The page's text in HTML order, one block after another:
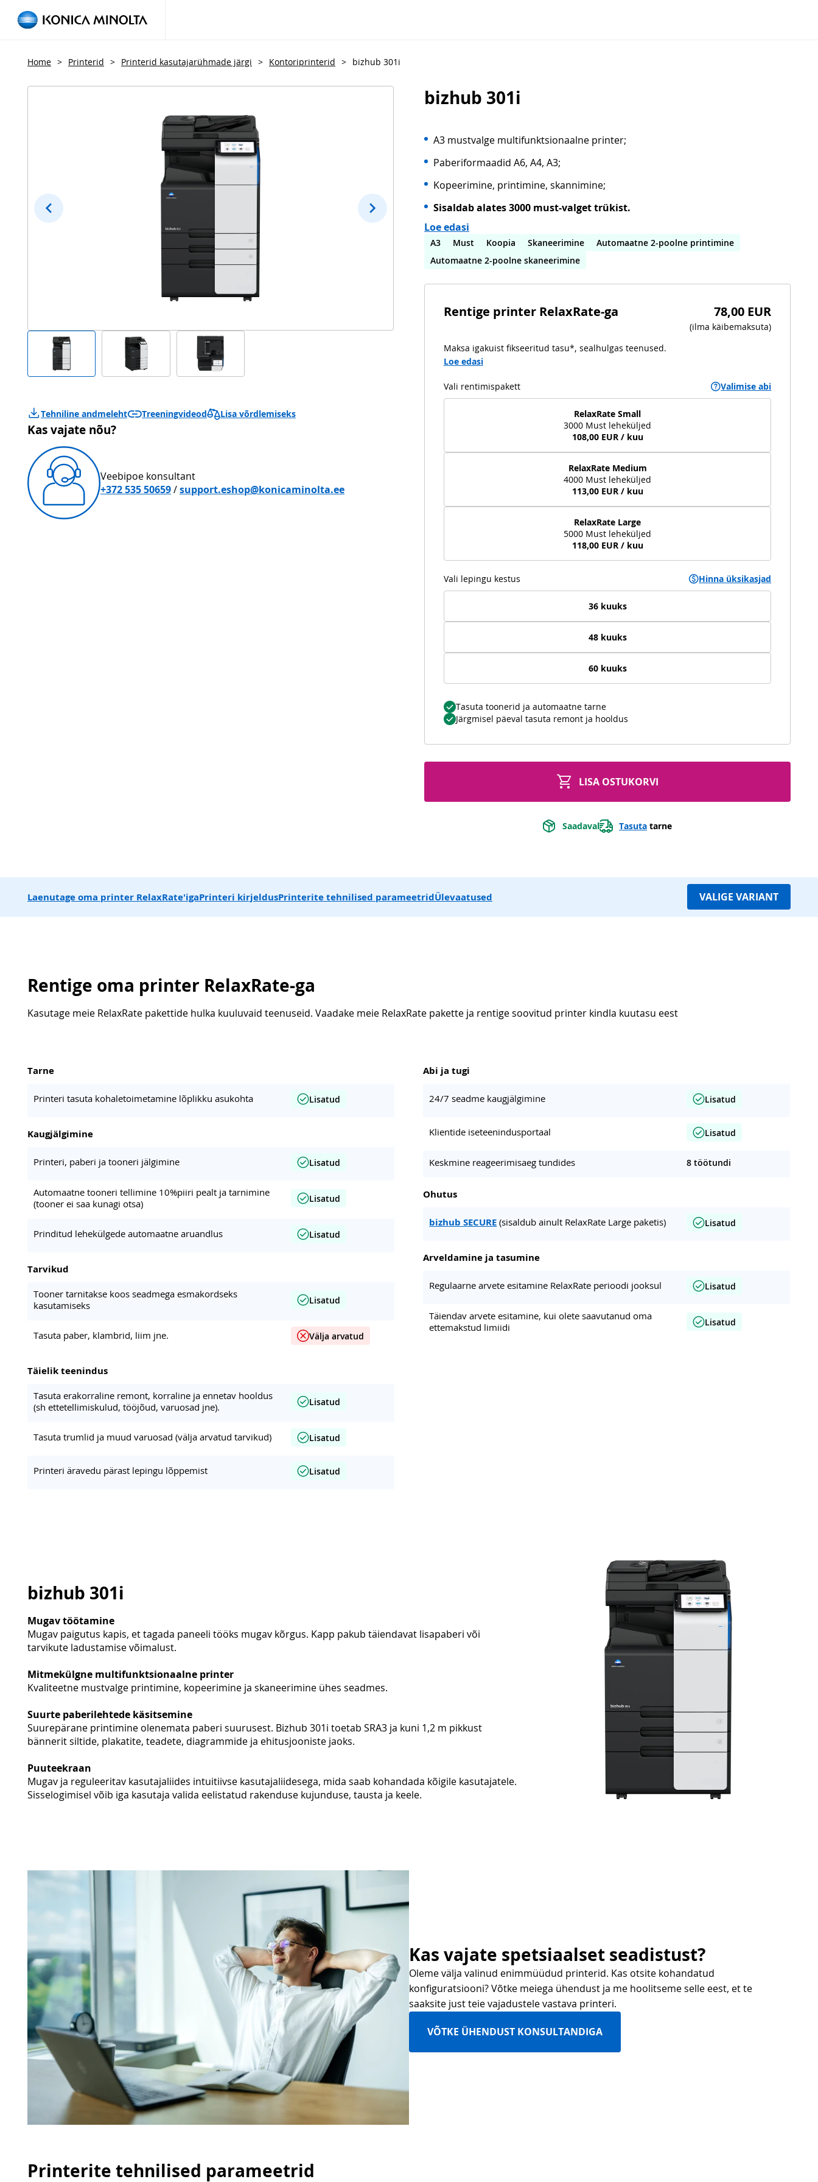
Home > Printerid > Printerid kasutajarühmade järgi > Kontoriprinterid > bizhub 301i
bizhub 301i
A3 mustvalge multifunktsionaalne printer;
Paberiformaadid A6, A4, A3;
Kopeerimine, printimine, skannimine;
Sisaldab alates 3000 must-valget trükist.
Loe edasi
A3 Must Koopia Skaneerimine
Automaatne 2-poolne printimine
Automaatne 2-poolne skaneerimine
Rentige printer RelaxRate-ga
Maksa igakuist fikseeritud tasu*, sealhulgas teenused.
Loe edasi
78,00 EUR
(ilma käibemaksuta)
Vali rentimispakett Valimise abi
RelaxRate Small
3000 Must leheküljed
108,00 EUR / kuu
RelaxRate Medium
4000 Must leheküljed
113,00 EUR / kuu
RelaxRate Large
5000 Must leheküljed
118,00 EUR / kuu
Vali lepingu kestus Hinna üksikasjad
36 kuuks
48 kuuks
60 kuuks
Tasuta toonerid ja automaatne tarne
Järgmisel päeval tasuta remont ja hooldus
LISA OSTUKORVI
Saadaval Tasuta tarne
Tehniline andmeleht Treeningvideod Lisa võrdlemiseks
Kas vajate nõu?
Veebipoe konsultant
+372 535 50659/support.eshop@konicaminolta.ee
Laenutage oma printer RelaxRate'igaPrinteri kirjeldusPrinterite tehnilised parameetridÜlevaatused VALIGE VARIANT
Rentige oma printer RelaxRate-ga
Kasutage meie RelaxRate pakettide hulka kuuluvaid teenuseid. Vaadake meie RelaxRate pakette ja rentige soovitud printer kindla kuutasu eest
Tarne
Printeri tasuta kohaletoimetamine lõplikku asukohta Lisatud
Kaugjälgimine
Printeri, paberi ja tooneri jälgimine Lisatud
Automaatne tooneri tellimine 10%piiri pealt ja tarnimine
(tooner ei saa kunagi otsa)
Lisatud
Prinditud lehekülgede automaatne aruandlus Lisatud
Tarvikud
Tooner tarnitakse koos seadmega esmakordseks
kasutamiseks
Lisatud
Tasuta paber, klambrid, liim jne. Välja arvatud
Täielik teenindus
Tasuta erakorraline remont, korraline ja ennetav hooldus
(sh ettetellimiskulud, tööjõud, varuosad jne).
Lisatud
Tasuta trumlid ja muud varuosad (välja arvatud tarvikud) Lisatud
Printeri äravedu pärast lepingu lõppemist Lisatud
Abi ja tugi
24/7 seadme kaugjälgimine Lisatud
Klientide iseteenindusportaal Lisatud
Keskmine reageerimisaeg tundides 8 töötundi
Ohutus
bizhub SECURE (sisaldub ainult RelaxRate Large paketis) Lisatud
Arveldamine ja tasumine
Regulaarne arvete esitamine RelaxRate perioodi jooksul Lisatud
Täiendav arvete esitamine, kui olete saavutanud oma
ettemakstud limiidi
Lisatud
bizhub 301i
Mugav töötamine
Mugav paigutus kapis, et tagada paneeli tööks mugav kõrgus. Kapp pakub täiendavat lisapaberi või
tarvikute ladustamise võimalust.
Mitmekülgne multifunktsionaalne printer
Kvaliteetne mustvalge printimine, kopeerimine ja skaneerimine ühes seadmes.
Suurte paberilehtede käsitsemine
Suurepärane printimine olenemata paberi suurusest. Bizhub 301i toetab SRA3 ja kuni 1,2 m pikkust
bännerit siltide, plakatite, teadete, diagrammide ja ehitusjooniste jaoks.
Puuteekraan
Mugav ja reguleeritav kasutajaliides intuitiivse kasutajaliidesega, mida saab kohandada kõigile kasutajatele.
Sisselogimisel võib iga kasutaja valida eelistatud rakenduse kujunduse, tausta ja keele.
Kas vajate spetsiaalset seadistust?
Oleme välja valinud enimmüüdud printerid. Kas otsite kohandatud
konfiguratsiooni? Võtke meiega ühendust ja me hoolitseme selle eest, et te
saaksite just teie vajadustele vastava printeri.
VÕTKE ÜHENDUST KONSULTANDIGA
Printerite tehnilised parameetrid